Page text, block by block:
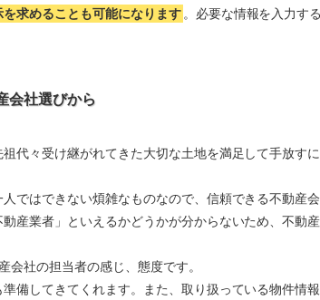
求めることも可能になります 。必要な情報を入力す
会社選びから
代々受け継がれてきた大切な土地を満足して手放す
ではできない煩雑なものなので、信頼できる不動産会
産業者」といえるかどうかが分からないため、不動
会社の担当者の感じ、態度です。
備してきてくれます。また、取り扱っている物件情